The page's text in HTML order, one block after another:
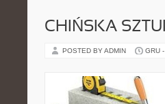
CHIŃSKA
POSTED BY ADMIN GRU